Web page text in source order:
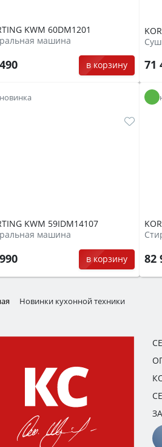
KWM 60DM1201
машина
в корзину 71
новинка
KWM 59IDM14107
машина
в корзину 82
Новинки кухонной техники